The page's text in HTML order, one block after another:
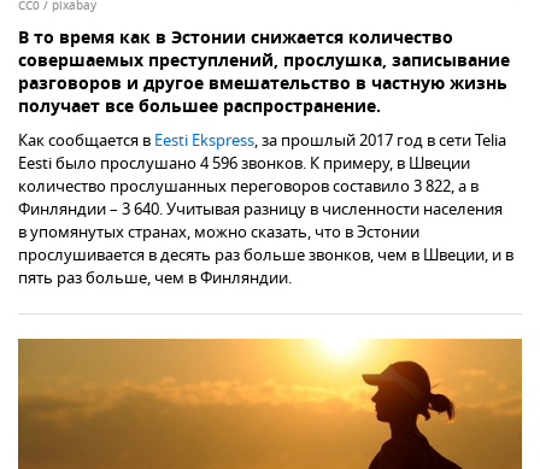
CC0 / pixabay
В то время как в Эстонии снижается количество
совершаемых преступлений, прослушка, записывание
разговоров и другое вмешательство в частную жизнь
получает все большее распространение.
Как сообщается в Eesti Ekspress, за прошлый 2017 год в сети Telia
Eesti было прослушано 4 596 звонков. К примеру, в Швеции
количество прослушанных переговоров составило 3 822, а в
Финляндии – 3 640. Учитывая разницу в численности населения
в упомянутых странах, можно сказать, что в Эстонии
прослушивается в десять раз больше звонков, чем в Швеции, и в
пять раз больше, чем в Финляндии.